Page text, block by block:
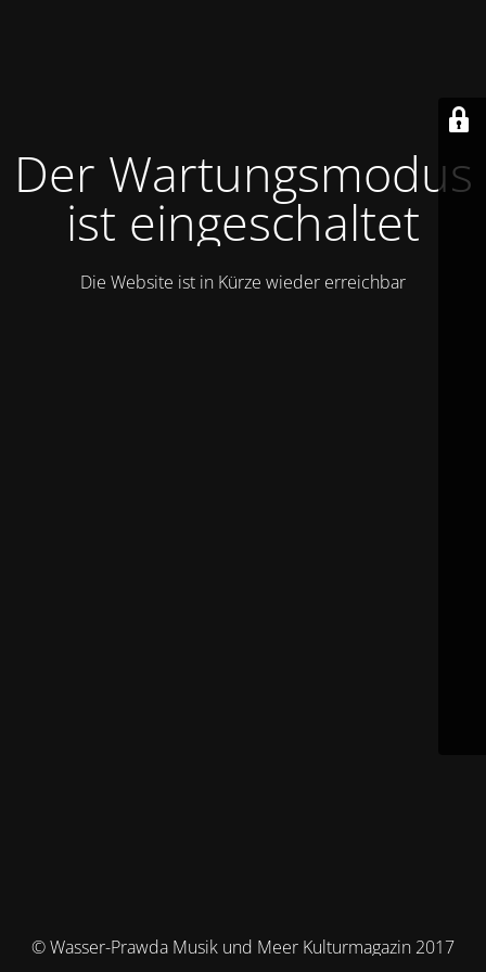
Der Wartungsmodus
ist eingeschaltet
Die Website ist in Kürze wieder erreichbar
© Wasser-Prawda Musik und Meer Kulturmagazin 2017